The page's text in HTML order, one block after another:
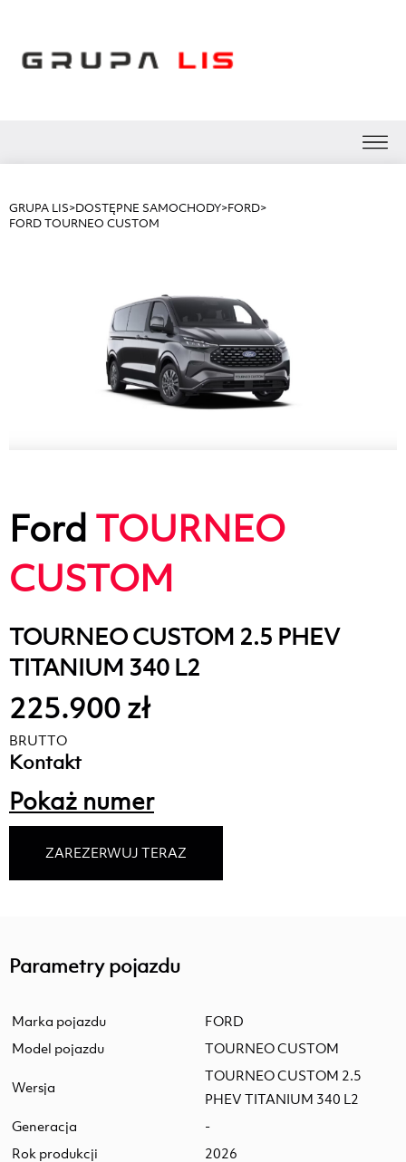
GRUPA LIS>DOSTĘPNE SAMOCHODY>FORD>
FORD TOURNEO CUSTOM
Ford TOURNEO
CUSTOM
TOURNEO CUSTOM 2.5 PHEV
TITANIUM 340 L2
225.900 zł
BRUTTO
Kontakt
Pokaż numer
ZAREZERWUJ TERAZ
Parametry pojazdu
Marka pojazdu
FORD
Model pojazdu
TOURNEO CUSTOM
Wersja
TOURNEO CUSTOM 2.5
PHEV TITANIUM 340 L2
Generacja
-
Rok produkcji
2026